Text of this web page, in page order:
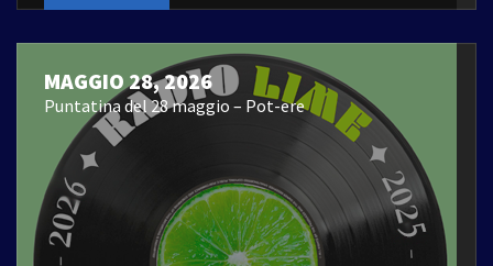
MAGGIO 28, 2026
Puntatina del 28 maggio – Pot-ere